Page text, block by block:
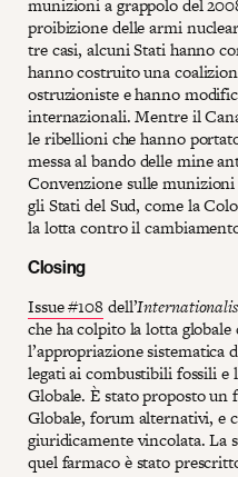
munizioni a grappolo del
proibizione delle armi
tre casi, alcuni Stati hanno
hanno costruito una
ostruzioniste e hanno
internazionali. Mentre il
le ribellioni che hanno
messa al bando delle mine
Convenzione sulle
gli Stati del Sud, come la
la lotta contro il
Closing
Issue #108 dell’
che ha colpito la lotta
l’appropriazione sistematica
legati ai combustibili fossili e
Globale. È stato proposto un
Globale, forum alternativi, e
giuridicamente vincolata. La
quel farmaco è stato